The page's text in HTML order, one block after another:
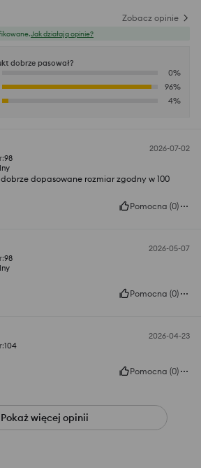
Zobacz opinie
Jak działają opinie?
dobrze pasował?
0%
96%
4%
2026-07-02
:98
dopasowane rozmiar zgodny w 100
Pomocna (0)
2026-05-07
:98
Pomocna (0)
2026-04-23
:104
Pomocna (0)
Pokaż więcej opinii